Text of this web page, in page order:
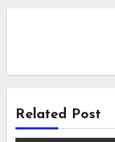
Related Post